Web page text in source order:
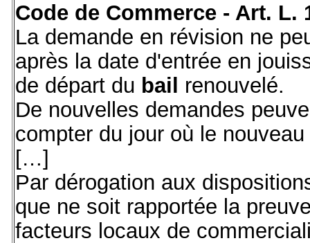
Code de Commerce - Art. L.
La demande en révision ne
après la date d'entrée en
de départ du bail
renouvelé.
De nouvelles demandes
compter du jour où le
[…]
Par dérogation aux
que ne soit rapportée la
facteurs locaux de